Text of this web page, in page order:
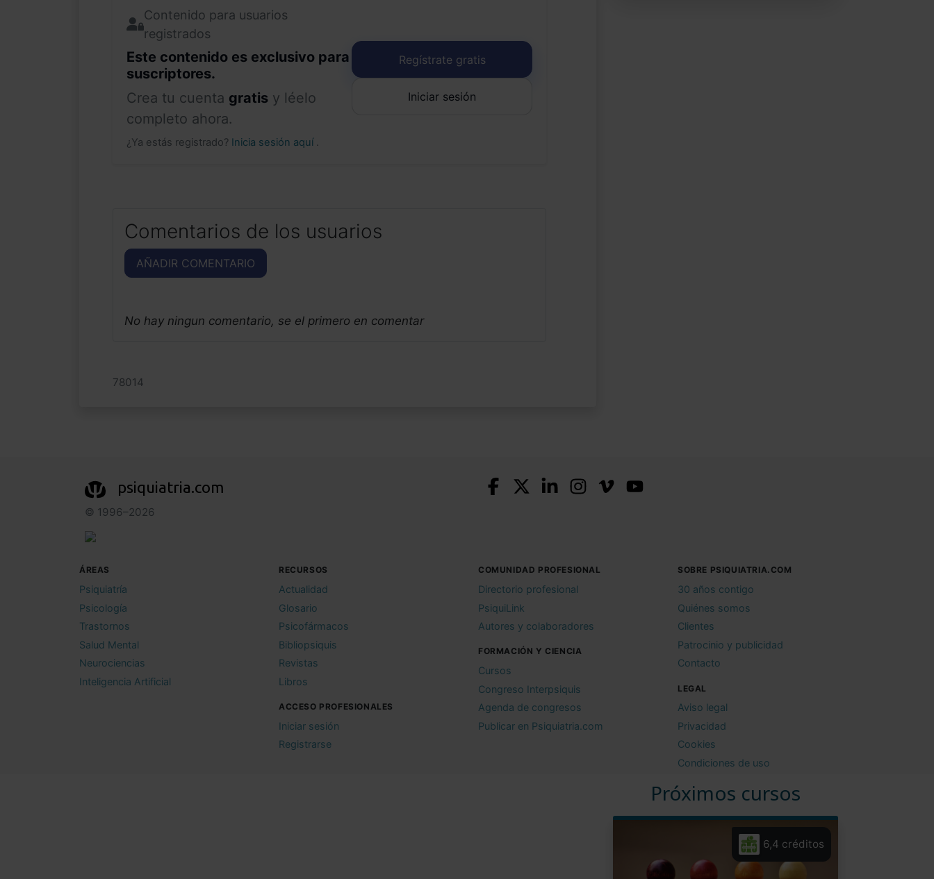
Contenido para usuarios
registrados
Este contenido es exclusivo para
suscriptores.
Crea tu cuenta gratis y léelo
completo ahora.
¿Ya estás registrado? Inicia sesión aquí .
Regístrate gratis
Iniciar sesión
Comentarios de los usuarios
AÑADIR COMENTARIO
No hay ningun comentario, se el primero en comentar
78014
Próximos cursos
6,4 créditos
psiquiatria.com
© 1996–2026
ÁREAS
Psiquiatría
Psicología
Trastornos
Salud Mental
Neurociencias
Inteligencia Artificial
RECURSOS
Actualidad
Glosario
Psicofármacos
Bibliopsiquis
Revistas
Libros
ACCESO PROFESIONALES
Iniciar sesión
Registrarse
COMUNIDAD PROFESIONAL
Directorio profesional
PsiquiLink
Autores y colaboradores
FORMACIÓN Y CIENCIA
Cursos
Congreso Interpsiquis
Agenda de congresos
Publicar en Psiquiatria.com
SOBRE PSIQUIATRIA.COM
30 años contigo
Quiénes somos
Clientes
Patrocinio y publicidad
Contacto
LEGAL
Aviso legal
Privacidad
Cookies
Condiciones de uso